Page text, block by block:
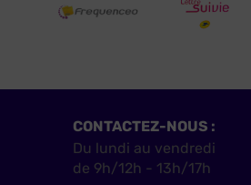
CONTACTEZ-NOUS :
Du lundi au vendredi
de 9h/12h - 13h/17h